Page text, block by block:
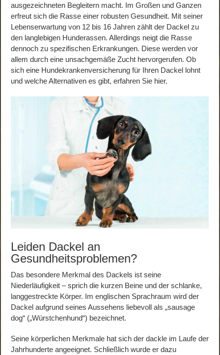
ausgezeichneten Begleitern macht. Im Großen und Ganzen
erfreut sich die Rasse einer robusten Gesundheit. Mit seiner
Lebenserwartung von 12 bis 16 Jahren zählt der Dackel zu
den langlebigen Hunderassen. Allerdings neigt die Rasse
dennoch zu spezifischen Erkrankungen. Diese werden vor
allem durch eine unsachgemäße Zucht hervorgerufen. Ob
sich eine Hundekrankenversicherung für Ihren Dackel lohnt
und welche Alternativen es gibt, erfahren Sie hier.
Leiden Dackel an
Gesundheitsproblemen?
Das besondere Merkmal des Dackels ist seine
Niederläufigkeit – sprich die kurzen Beine und der schlanke,
langgestreckte Körper. Im englischen Sprachraum wird der
Dackel aufgrund seines Aussehens liebevoll als „sausage
dog“ („Würstchenhund“) bezeichnet.
Seine körperlichen Merkmale hat sich der dackle im Laufe der
Jahrhunderte angeeignet. Schließlich wurde er dazu